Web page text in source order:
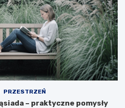
PRZESTRZEŃ
– praktyczne pomysły